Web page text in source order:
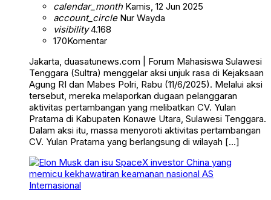
calendar_monthKamis, 12 Jun 2025
account_circleNur Wayda
visibility4.168
170Komentar
Jakarta, duasatunews.com | Forum Mahasiswa Sulawesi
Tenggara (Sultra) menggelar aksi unjuk rasa di Kejaksaan
Agung RI dan Mabes Polri, Rabu (11/6/2025). Melalui aksi
tersebut, mereka melaporkan dugaan pelanggaran
aktivitas pertambangan yang melibatkan CV. Yulan
Pratama di Kabupaten Konawe Utara, Sulawesi Tenggara.
Dalam aksi itu, massa menyoroti aktivitas pertambangan
CV. Yulan Pratama yang berlangsung di wilayah […]
Internasional